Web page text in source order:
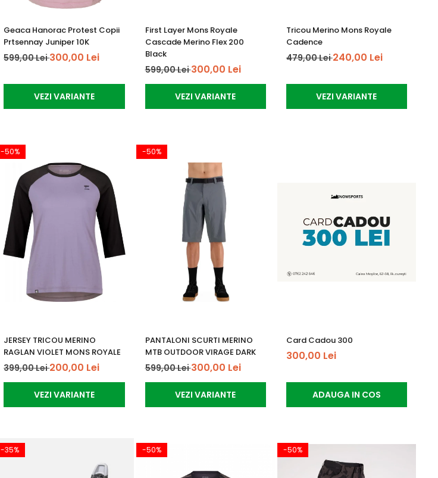
Geaca Hanorac Protest Copii
Prtsennay Juniper 10K
599,00 Lei300,00 Lei
VEZI VARIANTE
First Layer Mons Royale
Cascade Merino Flex 200
Black
599,00 Lei300,00 Lei
VEZI VARIANTE
Tricou Merino Mons Royale
Cadence
479,00 Lei240,00 Lei
VEZI VARIANTE
-50%
JERSEY TRICOU MERINO
RAGLAN VIOLET MONS ROYALE
399,00 Lei200,00 Lei
VEZI VARIANTE
-50%
PANTALONI SCURTI MERINO
MTB OUTDOOR VIRAGE DARK
599,00 Lei300,00 Lei
VEZI VARIANTE
Card Cadou 300
300,00 Lei
ADAUGA IN COS
-35% -50% -50%